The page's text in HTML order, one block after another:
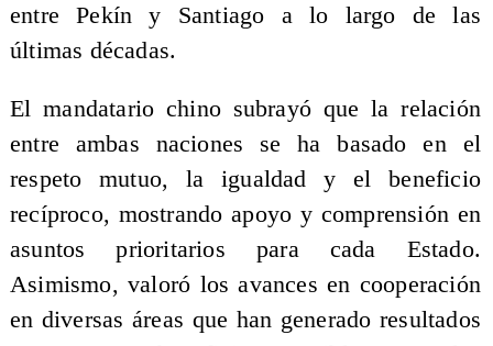
entre Pekín y Santiago a lo largo de las
últimas décadas.
El mandatario chino subrayó que la relación
entre ambas naciones se ha basado en el
respeto mutuo, la igualdad y el beneficio
recíproco, mostrando apoyo y comprensión en
asuntos prioritarios para cada Estado.
Asimismo, valoró los avances en cooperación
en diversas áreas que han generado resultados